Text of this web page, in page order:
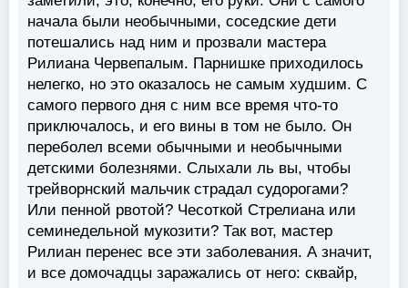
начала были необычными, соседские дети
потешались над ним и прозвали мастера
Рилиана Червепалым. Парнишке приходилось
нелегко, но это оказалось не самым худшим. С
самого первого дня с ним все время что-то
приключалось, и его вины в том не было. Он
переболел всеми обычными и необычными
детскими болезнями. Слыхали ль вы, чтобы
трейворнский мальчик страдал судорогами?
Или пенной рвотой? Чесоткой Стрелиана или
семинедельной мукозити? Так вот, мастер
Рилиан перенес все эти заболевания. А значит,
и все домочадцы заражались от него: сквайр,